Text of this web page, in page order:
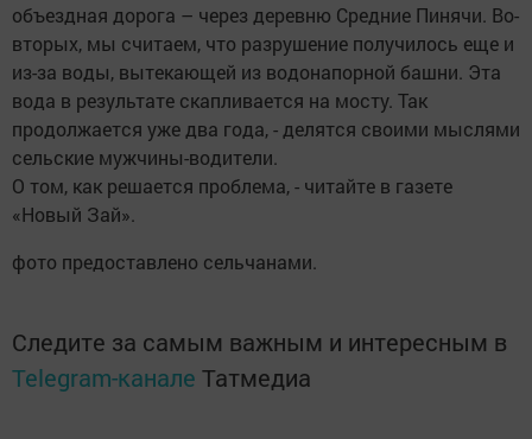
объездная дорога – через деревню Средние Пинячи. Во-
вторых, мы считаем, что разрушение получилось еще и
из-за воды, вытекающей из водонапорной башни. Эта
вода в результате скапливается на мосту. Так
продолжается уже два года, - делятся своими мыслями
сельские мужчины-водители.
О том, как решается проблема, - читайте в газете
«Новый Зай».
фото предоставлено сельчанами.
Следите за самым важным и интересным в
Telegram-канале Татмедиа